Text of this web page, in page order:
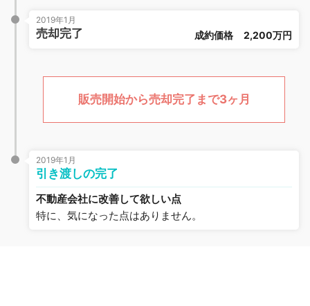
2019年1月
売却完了 成約価格 2,200万円
販売開始から売却完了まで3ヶ月
2019年1月
引き渡しの完了
不動産会社に改善して欲しい点
特に、気になった点はありません。